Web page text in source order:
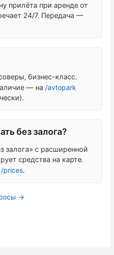
прилёта при аренде от
24/7. Передача —
бизнес-класс.
— на /avtopark
без залога?
залога» с расширенной
средства на карте.
/prices.
→